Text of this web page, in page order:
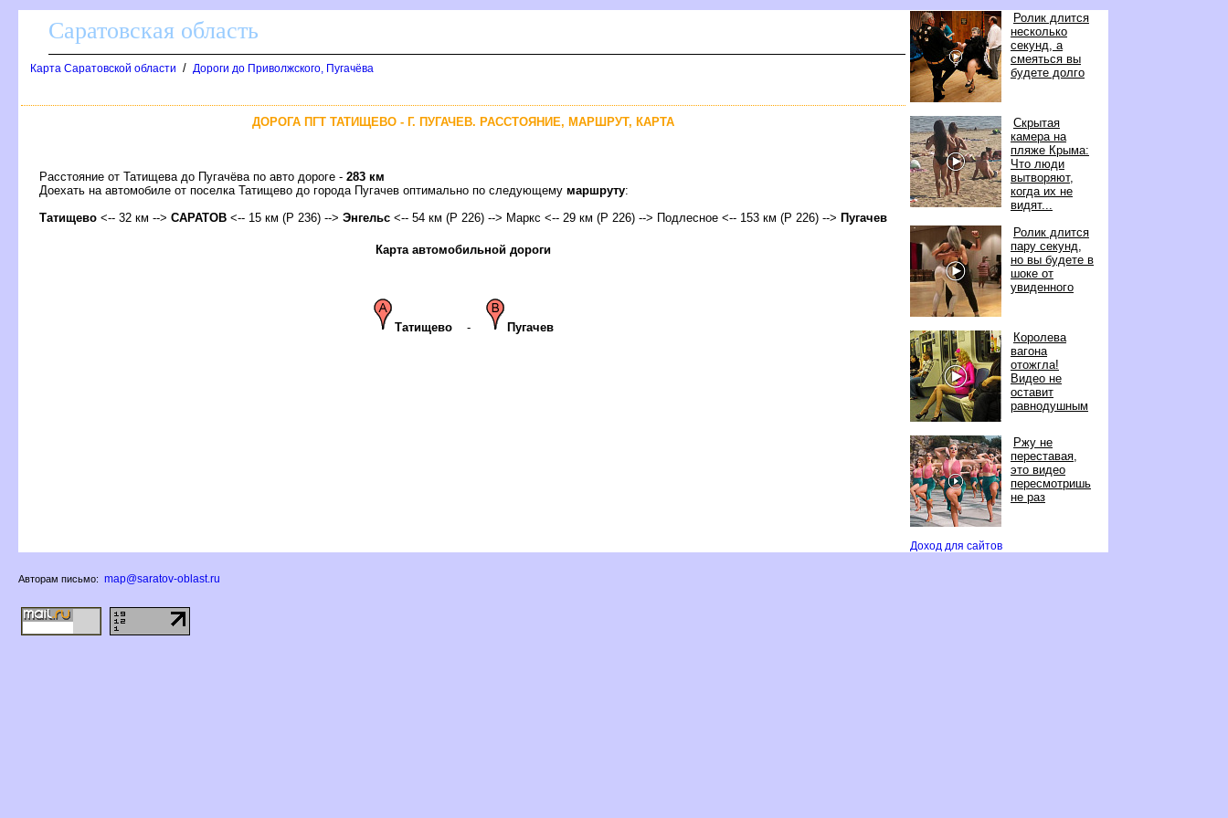
Ролик длится
несколько
секунд, а
смеяться вы
удете долго
Скрытая
камера на
пляже Крыма:
Что люди
ытворяют,
когда их не
идят...
Ролик длится
пару секунд,
но вы будете
шоке от
увиденного
Королева
агона
отожгла!
идео не
оставит
равнодушным
Ржу не
переставая,
это видео
пересмотришь
не раз
Доход для сайто
Саратовская область
Карта Саратовской области / Дороги до Приволжского, Пугачёва
ДОРОГА ПГТ ТАТИЩЕВО - Г. ПУГАЧЕВ. РАССТОЯНИЕ, МАРШРУТ, КАРТА
Расстояние от Татищева до Пугачёва по авто дороге - 283 км
Доехать на автомобиле от поселка Татищево до города Пугачев оптимально по следующему маршруту:
Татищево <-- 32 км --> САРАТО <-- 15 км (Р 236) --> Энгельс <-- 54 км (Р 226) --> Маркс <-- 29 км (Р 226) --> Подлесное <-- 153 км (Р 226) --> Пугаче
Карта автомобильной дороги
Татищево - Пугаче
Авторам письмо: map@saratov-oblast.ru